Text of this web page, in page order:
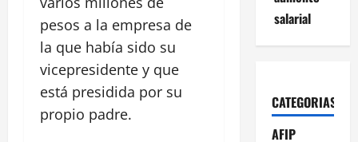
pesos a la empresa de
la que había sido su
vicepresidente y que
está presidida por su
propio padre.
salarial
CATEGORIAS
AFIP